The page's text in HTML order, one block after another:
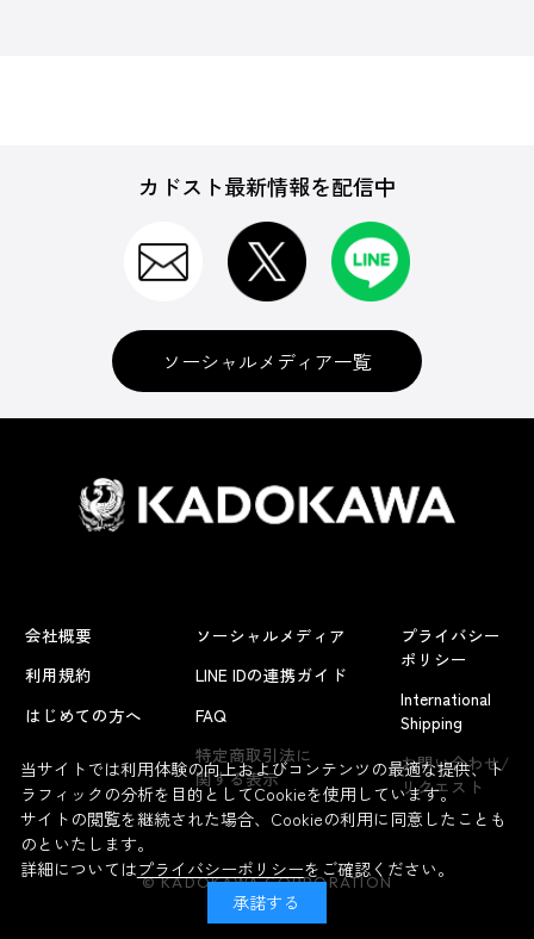
カドスト最新情報を配信中
ソーシャルメディア一覧
会社概要
利用規約
はじめての方へ
ソーシャルメディア
LINE IDの連携ガイド
FAQ
特定商取引法に
関する表示
プライバシー
ポリシー
International
Shipping
お問い合わせ/
リクエスト
© KADOKAWA CORPORATION
当サイトでは利用体験の向上およびコンテンツの最適な提供、ト
ラフィックの分析を目的としてCookieを使用しています。
サイトの閲覧を継続された場合、Cookieの利用に同意したことも
のといたします。
詳細についてはプライバシーポリシーをご確認ください。
承諾する